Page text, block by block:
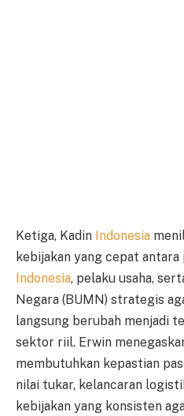
Ketiga, Kadin Indonesia
kebijakan yang cepat
Indonesia, pelaku usaha,
Negara (BUMN) strategis
langsung berubah menjadi
sektor riil. Erwin
membutuhkan kepastian
nilai tukar, kelancaran
kebijakan yang konsisten